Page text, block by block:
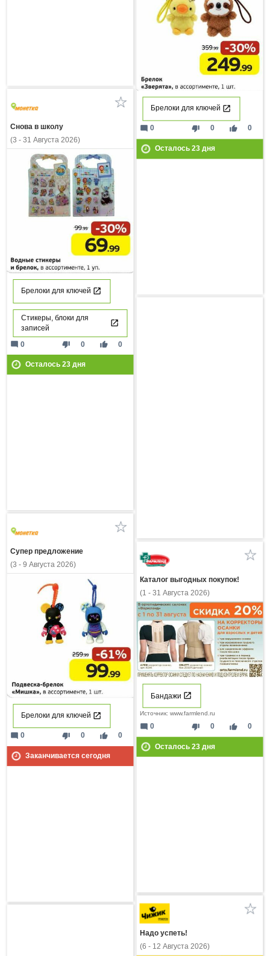
Брелоки для ключей
thumb_down 0 thumb_up 0
mode_comment 0
Осталось 23дня
Снова в школу
(3 - 31 Августа 2026)
Брелоки для ключей
Стикеры, блоки для
записей
thumb_down 0 thumb_up 0
mode_comment 0
Осталось 23дня
Супер предложение
(3 - 9 Августа 2026)
Брелоки для ключей
thumb_down 0 thumb_up 0
mode_comment 0
Заканчивается сегодня
Каталог выгодных покупок!
(1 - 31 Августа 2026)
Бандажи
Источник: www.farmlend.ru
thumb_down 0 thumb_up 0
mode_comment 0
Осталось 23дня
Надо успеть!
(6 - 12 Августа 2026)